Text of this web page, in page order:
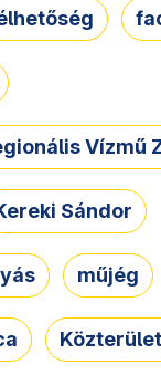
Vízmű
Sándor
műjég